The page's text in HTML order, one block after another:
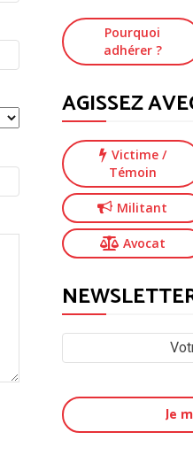
Pourquoi
adhérer ?
AGISSEZ
Victime /
Témoin
Militant
Avocat